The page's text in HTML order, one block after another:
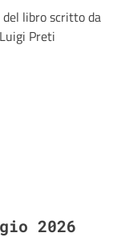
del libro scritto da
Preti
2026